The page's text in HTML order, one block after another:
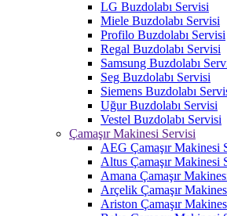
LG Buzdolabı Servisi
Miele Buzdolabı Servisi
Profilo Buzdolabı Servisi
Regal Buzdolabı Servisi
Samsung Buzdolabı
Seg Buzdolabı Servisi
Siemens Buzdolabı
Uğur Buzdolabı Servisi
Vestel Buzdolabı Servisi
Çamaşır Makinesi Servisi
AEG Çamaşır Makinesi
Altus Çamaşır Makinesi
Amana Çamaşır
Arçelik Çamaşır
Ariston Çamaşır